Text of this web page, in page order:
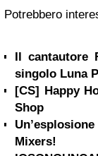
Potrebbero
Il cantautore
singolo Luna
[CS] Happy
Shop
Mixers!